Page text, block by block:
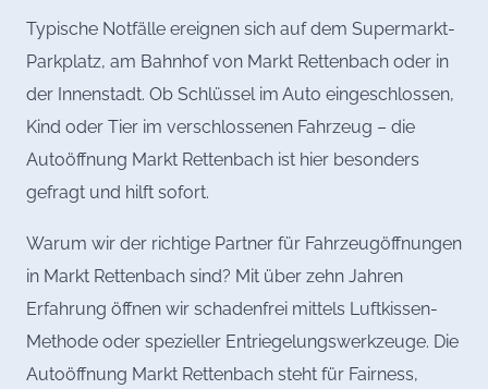
Typische Notfälle ereignen sich auf dem Supermarkt-
Parkplatz, am Bahnhof von Markt Rettenbach oder in
der Innenstadt. Ob Schlüssel im Auto eingeschlossen,
Kind oder Tier im verschlossenen Fahrzeug – die
Autoöffnung Markt Rettenbach ist hier besonders
gefragt und hilft sofort.
Warum wir der richtige Partner für Fahrzeugöffnungen
in Markt Rettenbach sind? Mit über zehn Jahren
Erfahrung öffnen wir schadenfrei mittels Luftkissen-
Methode oder spezieller Entriegelungswerkzeuge. Die
Autoöffnung Markt Rettenbach steht für Fairness,